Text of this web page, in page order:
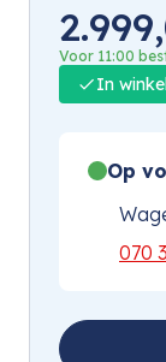
Voor 11:00
In
Op
070